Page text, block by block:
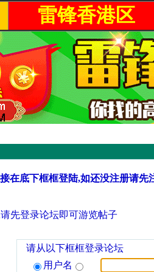
雷锋香港区
在底下框框登陆,如还没注册请先
先登录论坛即可游览帖子
请从以下框框登录论坛
用户名